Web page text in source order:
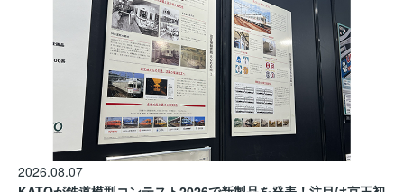
2026.08.07